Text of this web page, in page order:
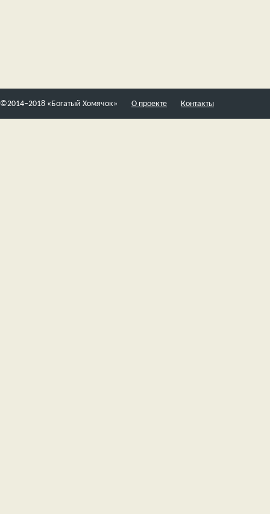
©2014–2018 «Богатый Хомячок» О проекте Контакты